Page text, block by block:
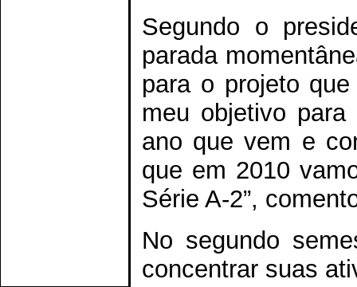
Segundo o
parada
para o projeto
meu objetivo
ano que vem e
que em 2010
Série A-2”,
No segundo
concentrar suas